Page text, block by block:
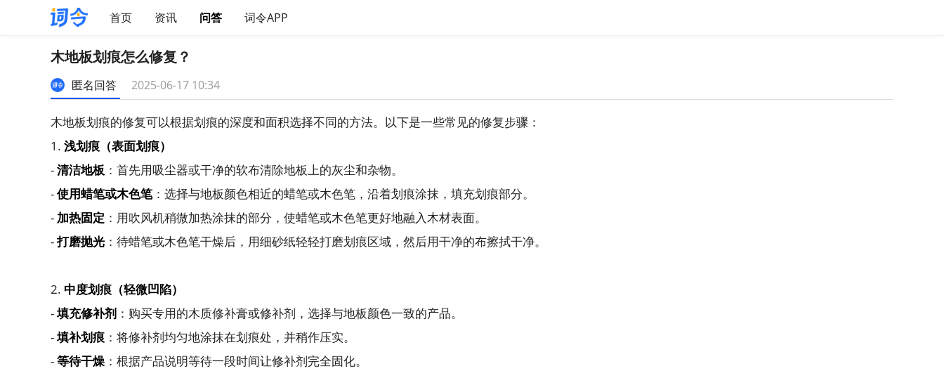
首页 资讯 问答 词令APP
木地板划痕怎么修复？
匿名回答 2025-06-17 10:34
木地板划痕的修复可以根据划痕的深度和面积选择不同的方法。以下是一些常见的修复步骤：
1. 浅划痕（表面划痕）
-清洁地板 ：首先用吸尘器或干净的软布清除地板上的灰尘和杂物。
-使用蜡笔或木色笔：选择与地板颜色相近的蜡笔或木色笔，沿着划痕涂抹，填充划痕部分。
- 加热固定 ：用吹风机稍微加热涂抹的部分，使蜡笔或木色笔更好地融入木材表面。
-打磨抛光 ：待蜡笔或木色笔干燥后，用细砂纸轻轻打磨划痕区域，然后用干净的布擦拭干净。
2. 中度划痕（轻微凹陷）
-填充修补剂 ：购买专用的木质修补膏或修补剂，选择与地板颜色一致的产品。
-填补划痕 ：将修补剂均匀地涂抹在划痕处，并稍作压实。
-等待干燥 ：根据产品说明等待一段时间让修补剂完全固化。